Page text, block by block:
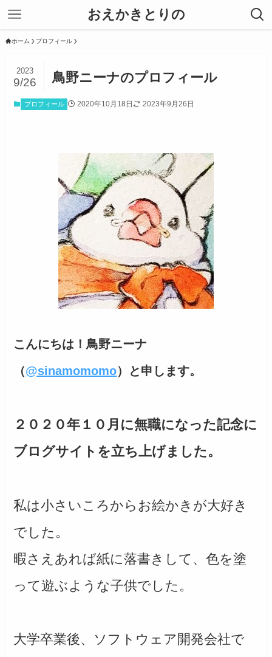
おえかきとりの
ホーム プロフィール
鳥野ニーナのプロフィール
2023
9/26
プロフィール 2020年10月18日 2023年9月26日
こんにちは！鳥野ニーナ
（@sinamomomo）と申します。
２０２０年１０月に無職になった記念に
ブログサイトを立ち上げました。
私は小さいころからお絵かきが大好き
でした。
暇さえあれば紙に落書きして、色を塗
って遊ぶような子供でした。
大学卒業後、ソフトウェア開発会社で